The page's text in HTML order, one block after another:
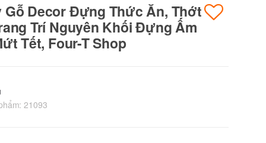
Gỗ Decor Đựng Thức Ăn, Thớt
Trí Nguyên Khối Đựng Ấm
Tết, Four-T Shop
21093